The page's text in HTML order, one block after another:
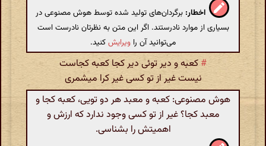
اخطار: برگردان‌های تولید شده توسط هوش مصنوعی در
بسیاری از موارد نادرستند. اگر این متن به نظرتان نادرست است
می‌توانید آن را ویرایشکنید.
# کعبه و دیر توئی دیر کجا کعبه کجاست
نیست غیر از تو کسی غیر کرا میشمری
هوش مصنوعی: کعبه و معبد هر دو تویی، کعبه کجا و
معبد کجا؟ غیر از تو کسی وجود ندارد که ارزش و
اهمیتش را بشناسی.